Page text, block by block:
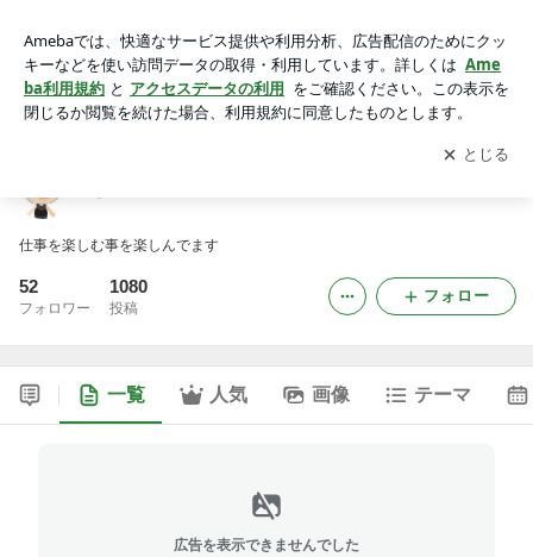
アプリをダウンロードして ブログの更新通知
を受け取りまし
ょう。
開く
仕事を楽しむ事を楽しんでます
52
フォロワー
1080
投稿
フォロー
一覧 人気 画像 テーマ
広告を表示できませんでした